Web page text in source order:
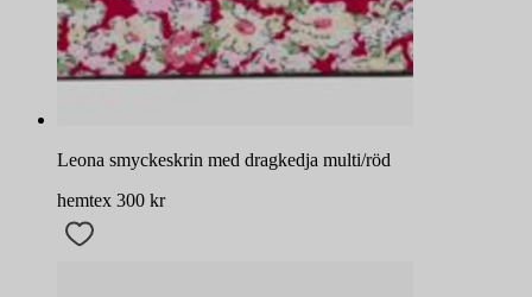
Leona smyckeskrin med dragkedja multi/röd
hemtex 300 kr